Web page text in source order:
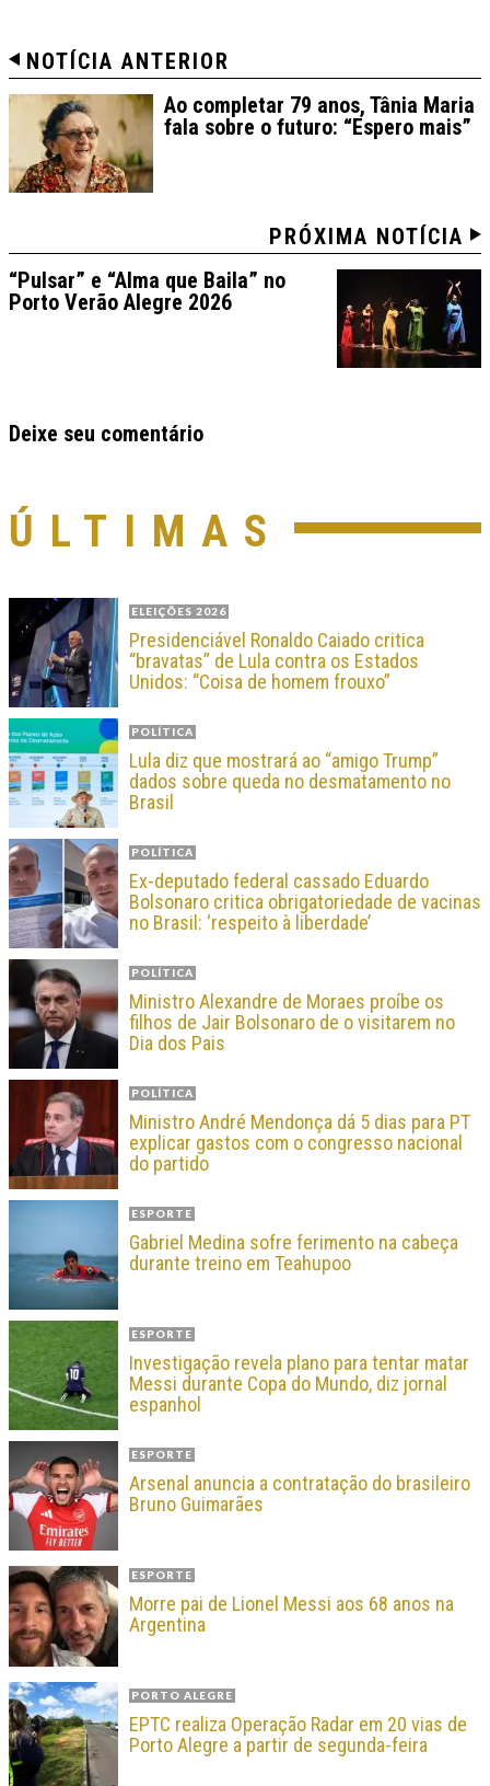
NOTÍCIA ANTERIOR
Ao completar 79 anos, Tânia Maria
fala sobre o futuro: “Espero mais”
PRÓXIMA NOTÍCIA
“Pulsar” e “Alma que Baila” no
Porto Verão Alegre 2026
Deixe seu comentário
ÚLTIMAS
ELEIÇÕES 2026
Presidenciável Ronaldo Caiado critica
“bravatas” de Lula contra os Estados
Unidos: “Coisa de homem frouxo”
POLÍTICA
Lula diz que mostrará ao “amigo Trump”
dados sobre queda no desmatamento no
Brasil
POLÍTICA
Ex-deputado federal cassado Eduardo
Bolsonaro critica obrigatoriedade de vacinas
no Brasil: ‘respeito à liberdade’
POLÍTICA
Ministro Alexandre de Moraes proíbe os
filhos de Jair Bolsonaro de o visitarem no
Dia dos Pais
POLÍTICA
Ministro André Mendonça dá 5 dias para PT
explicar gastos com o congresso nacional
do partido
ESPORTE
Gabriel Medina sofre ferimento na cabeça
durante treino em Teahupoo
ESPORTE
Investigação revela plano para tentar matar
Messi durante Copa do Mundo, diz jornal
espanhol
ESPORTE
Arsenal anuncia a contratação do brasileiro
Bruno Guimarães
ESPORTE
Morre pai de Lionel Messi aos 68 anos na
Argentina
PORTO ALEGRE
EPTC realiza Operação Radar em 20 vias de
Porto Alegre a partir de segunda-feira